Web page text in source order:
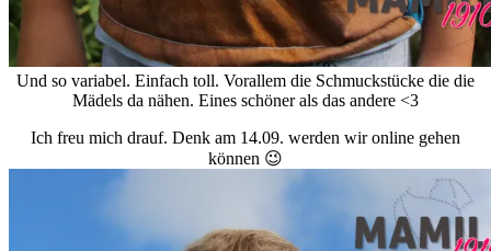
Und so variabel. Einfach toll. Vorallem die Schmuckstücke die die
Mädels da nähen. Eines schöner als das andere <3
Ich freu mich drauf. Denk am 14.09. werden wir online gehen
können 😉